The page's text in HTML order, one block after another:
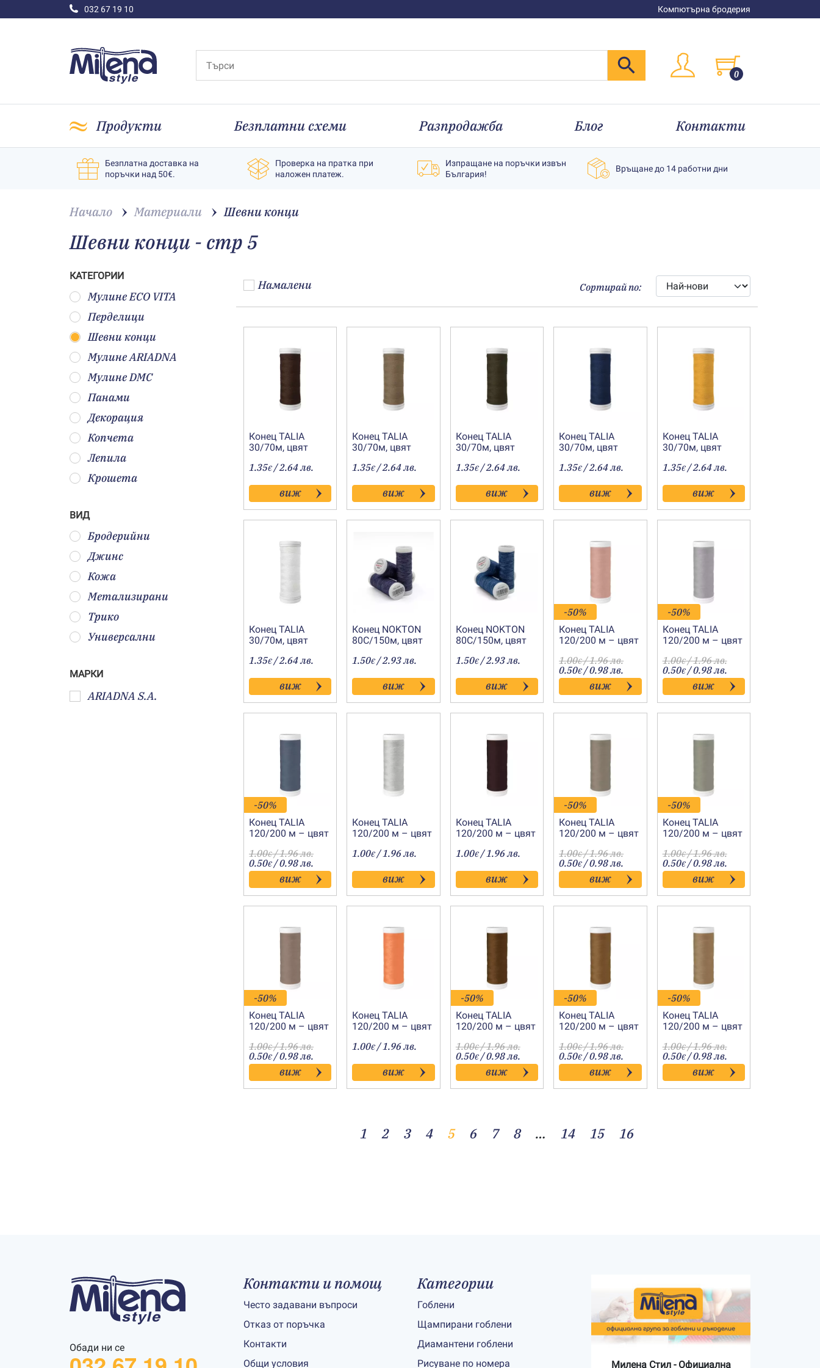
032 67 19 10 Компютърна бродерия
0
Продукти Безплатни схеми Разпродажба Блог Контакти
Безплатна доставка на
поръчки над 50€.
Проверка на пратка при
наложен платеж.
Изпращане на поръчки извън
България!
Връщане до 14 работни дни
Начало Материали Шевни конци
Шевни конци - стр 5
КАТЕГОРИИ
Мулине ECO VITA
Перделици
Шевни конци
Мулине ARIADNA
Мулине DMC
Панами
Декорация
Копчета
Лепила
Крошета
ВИД
Бродерийни
Джинс
Кожа
Метализирани
Трико
Универсални
МАРКИ
ARIADNA S.A.
Намалени Сортирай по:
Конец TALIA
30/70м, цвят
1.35€ / 2.64 лв.
виж
Конец TALIA
30/70м, цвят
1.35€ / 2.64 лв.
виж
Конец TALIA
30/70м, цвят
1.35€/ 2.64 лв.
виж
Конец TALIA
30/70м, цвят
1.35€ / 2.64 лв.
виж
Конец TALIA
30/70м, цвят
1.35€/ 2.64 лв.
виж
Конец TALIA
30/70м, цвят
1.35€ / 2.64 лв.
виж
Конец NOKTON
80C/150м, цвят
1.50€ / 2.93 лв.
виж
Конец NOKTON
80C/150м, цвят
1.50€/ 2.93 лв.
виж
-50%
Конец TALIA
120/200 м – цвят
1.00€/ 1.96 лв.
0.50€ / 0.98 лв.
виж
-50%
Конец TALIA
120/200 м – цвят
1.00€/ 1.96 лв.
0.50€/ 0.98 лв.
виж
-50%
Конец TALIA
120/200 м – цвят
1.00€/ 1.96 лв.
0.50€ / 0.98 лв.
виж
Конец TALIA
120/200 м – цвят
1.00€ / 1.96 лв.
виж
Конец TALIA
120/200 м – цвят
1.00€/ 1.96 лв.
виж
-50%
Конец TALIA
120/200 м – цвят
1.00€/ 1.96 лв.
0.50€ / 0.98 лв.
виж
-50%
Конец TALIA
120/200 м – цвят
1.00€/ 1.96 лв.
0.50€/ 0.98 лв.
виж
-50%
Конец TALIA
120/200 м – цвят
1.00€/ 1.96 лв.
0.50€ / 0.98 лв.
виж
Конец TALIA
120/200 м – цвят
1.00€ / 1.96 лв.
виж
-50%
Конец TALIA
120/200 м – цвят
1.00€/ 1.96 лв.
0.50€/ 0.98 лв.
виж
-50%
Конец TALIA
120/200 м – цвят
1.00€/ 1.96 лв.
0.50€ / 0.98 лв.
виж
-50%
Конец TALIA
120/200 м – цвят
1.00€/ 1.96 лв.
0.50€/ 0.98 лв.
виж
1 2 3 4 5 6 7 8 … 14 15 16
Обади ни се
Контакти и помощ
Често задавани въпроси
Отказ от поръчка
Контакти
Общи условия
Категории
Гоблени
Щампирани гоблени
Диамантени гоблени
Рисуване по номера
Милена Стил - Официална